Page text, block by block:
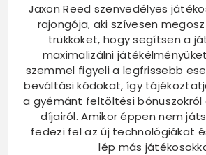
Jaxon Reed szenvedélyes
rajongója, aki szívesen
trükköket, hogy segítsen a
maximalizálni
szemmel figyeli a legfrissebb
beváltási kódokat, így
a gyémánt feltöltési bónuszokról
díjairól. Amikor éppen nem
fedezi fel az új technológiákat
lép más